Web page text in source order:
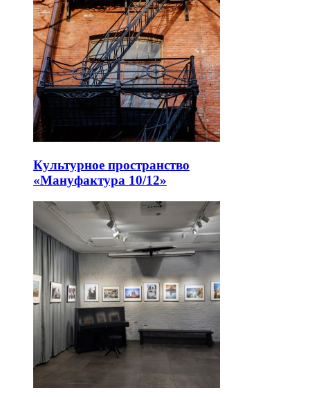
Культурное пространство
«Мануфактура 10/12»